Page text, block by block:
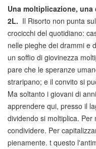
Una moltiplicazione,
2L. Il Risorto non punta
crocicchi del quotidiano:
nelle pieghe dei drammi e
un soffio di giovinezza
pare che le speranze
straripano; e il convito si
Ma soltanto i giovani di
apprendere qui, presso il
dividendo si moltiplica.
condividere. Per
pienamente. t questo